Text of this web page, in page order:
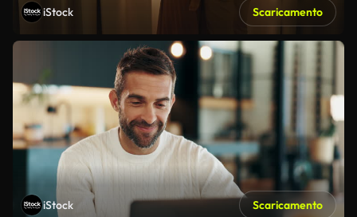
iStock Scaricamento
iStock Scaricamento